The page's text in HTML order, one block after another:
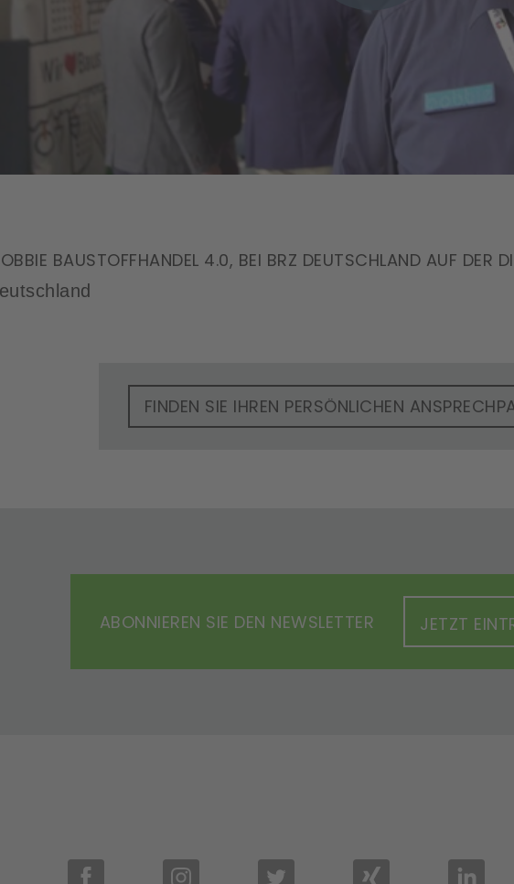
BAUSTOFFHANDEL 4.0, BEI BRZ DEUTSCHLAND AUF DER
FINDEN SIE IHREN PERSÖNLICHEN
ABONNIEREN SIE DEN NEWSLETTER JETZT